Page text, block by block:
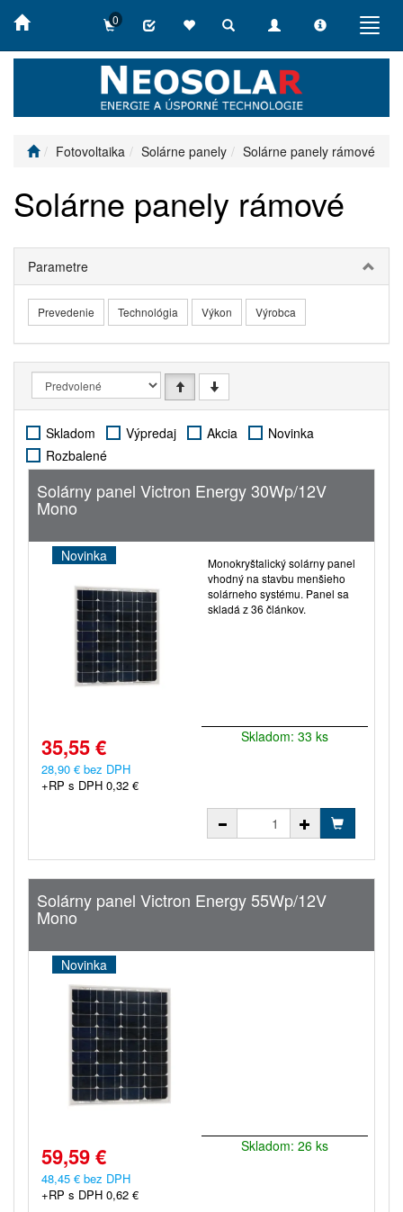
Toggle
Toggle
Toggle
0
Fotovoltaika Solárne panely Solárne panely rámové
Solárne panely rámové
Parametre
Prevedenie Technológia Výkon Výrobca
Skladom Výpredaj Akcia
Novinka
Rozbalené
Solárny panel Victron Energy 30Wp/12V
Mono
Novinka
Monokryštalický solárny panel
vhodný na stavbu menšieho
solárneho systému. Panel sa
skladá z 36 článkov.
35,55 €
28,90 € bez DPH
+RP s DPH 0,32 €
Skladom: 33 ks
Solárny panel Victron Energy 55Wp/12V
Mono
Novinka
59,59 €
48,45 € bez DPH
+RP s DPH 0,62 €
Skladom: 26 ks